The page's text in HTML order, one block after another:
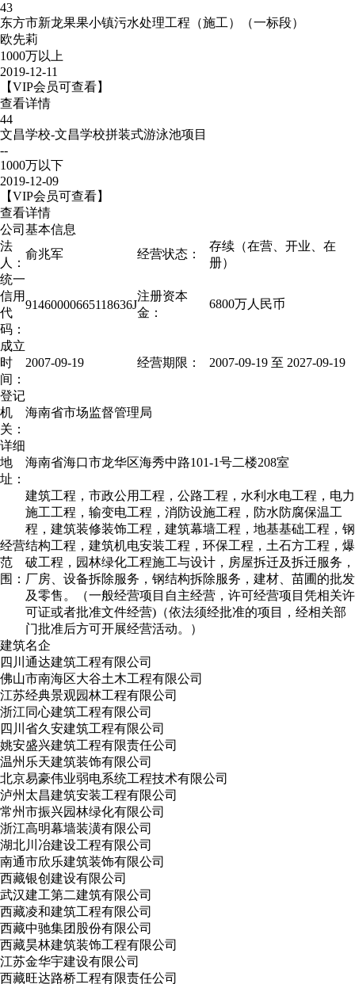
43
东方市新龙果果小镇污水处理工程（施工）（一标段）
欧先莉
1000万以上
2019-12-11
【VIP会员可查看】
查看详情
44
文昌学校-文昌学校拼装式游泳池项目
--
1000万以下
2019-12-09
【VIP会员可查看】
查看详情
公司基本信息
法
人：
俞兆军 经营状态：
存续（在营、开业、在
册）
统一
信用
代
码：
91460000665118636J
注册资本
金：
6800万人民币
成立
时
间：
2007-09-19 经营期限： 2007-09-19 至 2027-09-19
登记
机
关：
海南省市场监督管理局
详细
地
址：
海南省海口市龙华区海秀中路101-1号二楼208室
经营
范
围：
建筑工程，市政公用工程，公路工程，水利水电工程，电力
施工工程，输变电工程，消防设施工程，防水防腐保温工
程，建筑装修装饰工程，建筑幕墙工程，地基基础工程，钢
结构工程，建筑机电安装工程，环保工程，土石方工程，爆
破工程，园林绿化工程施工与设计，房屋拆迁及拆迁服务，
厂房、设备拆除服务，钢结构拆除服务，建材、苗圃的批发
及零售。（一般经营项目自主经营，许可经营项目凭相关许
可证或者批准文件经营)（依法须经批准的项目，经相关部
门批准后方可开展经营活动。）
建筑名企
四川通达建筑工程有限公司
佛山市南海区大谷土木工程有限公司
江苏经典景观园林工程有限公司
浙江同心建筑工程有限公司
四川省久安建筑工程有限公司
姚安盛兴建筑工程有限责任公司
温州乐天建筑装饰有限公司
北京易豪伟业弱电系统工程技术有限公司
泸州太昌建筑安装工程有限公司
常州市振兴园林绿化有限公司
浙江高明幕墙装潢有限公司
湖北川冶建设工程有限公司
南通市欣乐建筑装饰有限公司
西藏银创建设有限公司
武汉建工第二建筑有限公司
西藏凌和建筑工程有限公司
西藏中驰集团股份有限公司
西藏昊林建筑装饰工程有限公司
江苏金华宇建设有限公司
西藏旺达路桥工程有限责任公司